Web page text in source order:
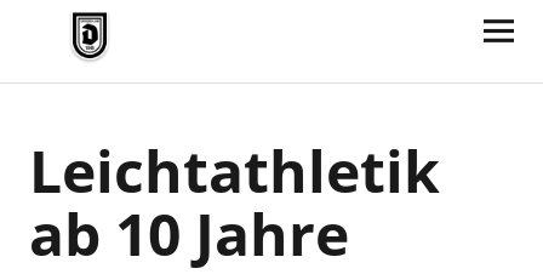
TV Jahn Duderstadt
Leichtathletik
ab 10 Jahre